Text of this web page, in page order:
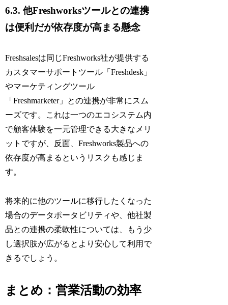
6.3. 他Freshworksツールとの連携
は便利だが依存度が高まる懸念
Freshsalesは同じFreshworks社が提供する
カスタマーサポートツール「Freshdesk」
やマーケティングツール
「Freshmarketer」との連携が非常にスム
ーズです。これは一つのエコシステム内
で顧客体験を一元管理できる大きなメリ
ットですが、反面、Freshworks製品への
依存度が高まるというリスクも感じま
す。
将来的に他のツールに移行したくなった
場合のデータポータビリティや、他社製
品との連携の柔軟性については、もう少
し選択肢が広がるとより安心して利用で
きるでしょう。
まとめ：営業活動の効率